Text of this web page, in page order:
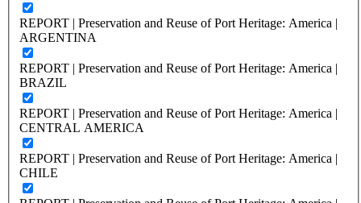
REPORT | Preservation and Reuse of Port Heritage: America |
ARGENTINA
REPORT | Preservation and Reuse of Port Heritage: America |
BRAZIL
REPORT | Preservation and Reuse of Port Heritage: America |
CENTRAL AMERICA
REPORT | Preservation and Reuse of Port Heritage: America |
CHILE